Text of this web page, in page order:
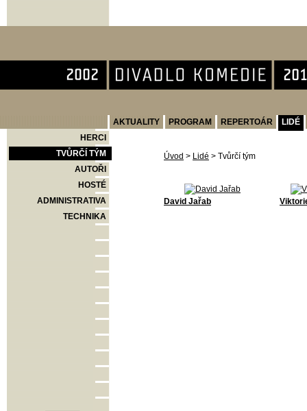
AKTUALITY PROGRAM REPERTOÁR
LIDÉ
HERCI
TVŮRČÍ TÝM
AUTOŘI
HOSTÉ
ADMINISTRATIVA
TECHNIKA
Úvod > Lidé > Tvůrčí tým
David Jařab